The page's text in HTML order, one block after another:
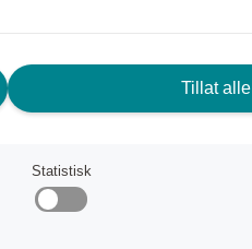
Beskjæringssaks ExpertCut
Tillat alle
Statistisk